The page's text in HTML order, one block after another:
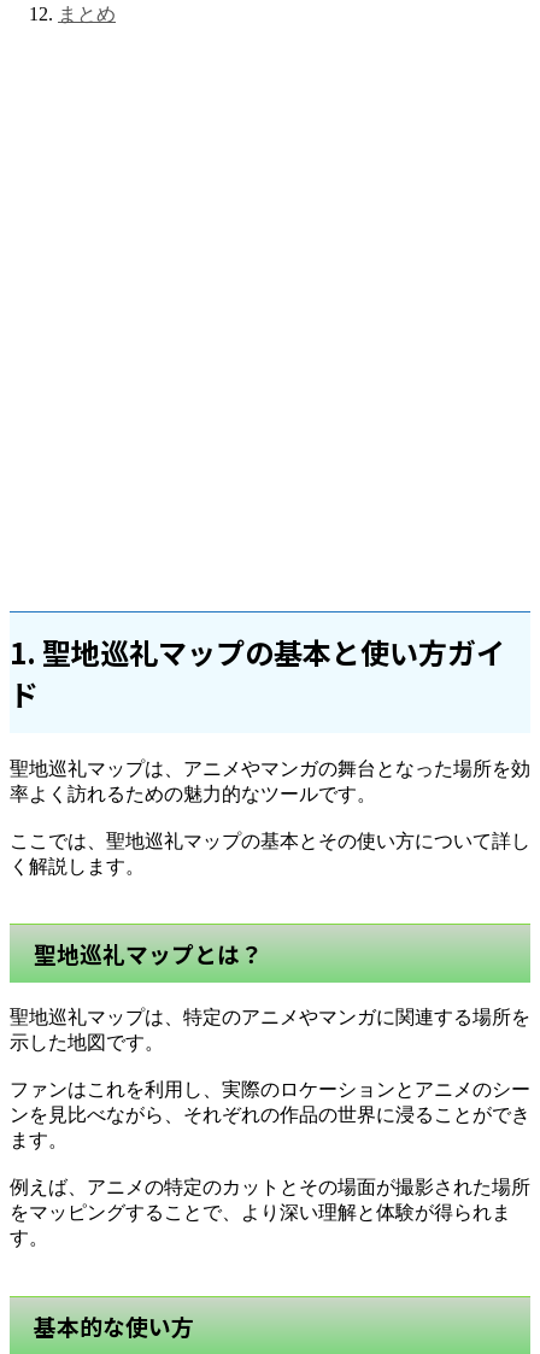
まとめ
1. 聖地巡礼マップの基本と使い方ガイ
ド
聖地巡礼マップは、アニメやマンガの舞台となった場所を効
率よく訪れるための魅力的なツールです。
ここでは、聖地巡礼マップの基本とその使い方について詳し
く解説します。
聖地巡礼マップとは？
聖地巡礼マップは、特定のアニメやマンガに関連する場所を
示した地図です。
ファンはこれを利用し、実際のロケーションとアニメのシー
ンを見比べながら、それぞれの作品の世界に浸ることができ
ます。
例えば、アニメの特定のカットとその場面が撮影された場所
をマッピングすることで、より深い理解と体験が得られま
す。
基本的な使い方